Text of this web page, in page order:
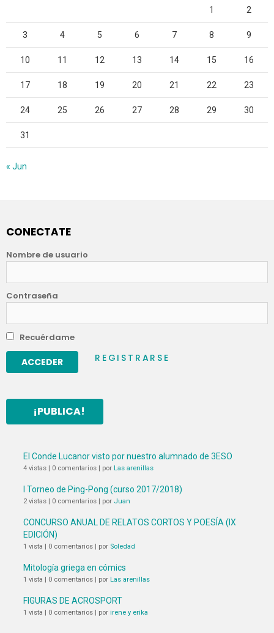
1 2
3 4 5 6 7 8 9
10 11 12 13 14 15 16
17 18 19 20 21 22 23
24 25 26 27 28 29 30
31
« Jun
CONECTATE
Nombre de usuario
Contraseña
Recuérdame
REGISTRARSE
¡PUBLICA!
El Conde Lucanor visto por nuestro alumnado de 3ESO
4 vistas | 0 comentarios | por Las arenillas
I Torneo de Ping-Pong (curso 2017/2018)
2 vistas | 0 comentarios | por Juan
CONCURSO ANUAL DE RELATOS CORTOS Y POESÍA (IX
EDICIÓN)
1 vista | 0 comentarios | por Soledad
Mitología griega en cómics
1 vista | 0 comentarios | por Las arenillas
FIGURAS DE ACROSPORT
1 vista | 0 comentarios | por irene y erika